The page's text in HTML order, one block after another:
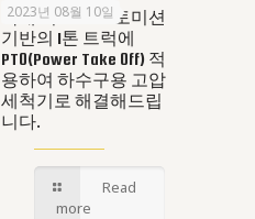
2023년 08월 10일
국내 최초로 오토미션
기반의 1톤 트럭에
PTO(Power Take Off) 적
용하여 하수구용 고압
세척기로 해결해드립
니다.
Read
more